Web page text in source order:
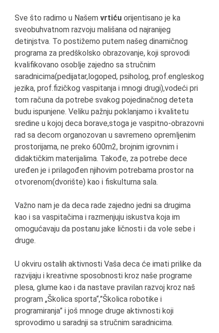
Sve što radimo u Našem vrtiću orijentisano je ka
sveobuhvatnom razvoju mališana od najranijeg
detinjstva. To postižemo putem našeg dinamičnog
programa za predškolsko obrazovanje, koji sprovodi
kvalifikovano osoblje zajedno sa stručnim
saradnicima(pedijatar,logoped, psiholog, prof.engleskog
jezika, prof.fizičkog vaspitanja i mnogi drugi),vodeći pri
tom računa da potrebe svakog pojedinačnog deteta
budu ispunjene. Veliku pažnju poklanjamo i kvalitetu
sredine u kojoj deca borave,stoga je vaspitno-obrazovni
rad sa decom organozovan u savremeno opremljenim
prostorijama, ne preko 600m2, brojnim igrovnim i
didaktičkim materijalima. Takođe, za potrebe dece
uređen je i prilagođen njihovim potrebama prostor na
otvorenom(dvorište) kao i fiskulturna sala.
Važno nam je da deca rade zajedno jedni sa drugima
kao i sa vaspitačima i razmenjuju iskustva koja im
omogućavaju da postanu jake ličnosti i da vole sebe i
druge.
U okviru ostalih aktivnosti Vaša deca će imati prilike da
razvijaju i kreativne sposobnosti kroz naše programe
plesa, glume kao i da nastave pravilan razvoj kroz naš
program „Školica sporta“,”Školica robotike i
programiranja” i još mnoge druge aktivnosti koji
sprovodimo u saradnji sa stručnim saradnicima.